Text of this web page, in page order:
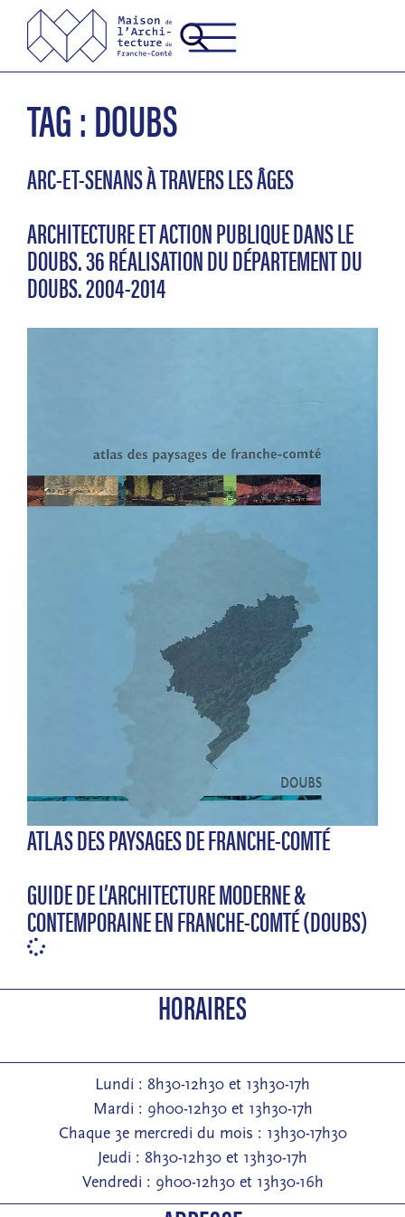
TAG : DOUBS
ARC-ET-SENANS À TRAVERS LES ÂGES
ARCHITECTURE ET ACTION PUBLIQUE DANS LE
DOUBS. 36 RÉALISATION DU DÉPARTEMENT DU
DOUBS. 2004-2014
ATLAS DES PAYSAGES DE FRANCHE-COMTÉ
GUIDE DE L’ARCHITECTURE MODERNE &
CONTEMPORAINE EN FRANCHE-COMTÉ (DOUBS)
HORAIRES
Lundi : 8h30-12h30 et 13h30-17h
Mardi : 9h00-12h30 et 13h30-17h
Chaque 3e mercredi du mois : 13h30-17h30
Jeudi : 8h30-12h30 et 13h30-17h
Vendredi : 9h00-12h30 et 13h30-16h